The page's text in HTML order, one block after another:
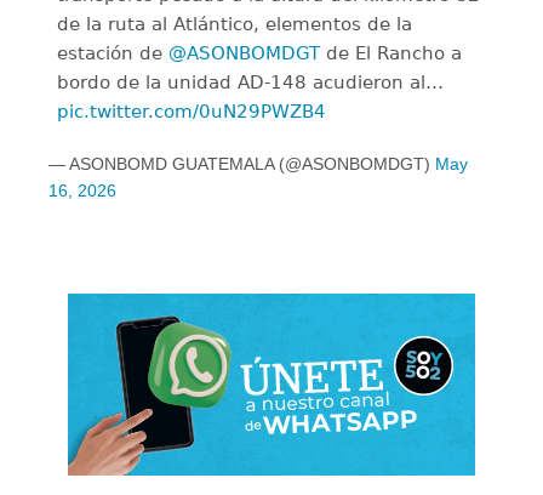
de la ruta al Atlántico, elementos de la
estación de @ASONBOMDGTde El Rancho a
bordo de la unidad AD-148 acudieron al…
pic.twitter.com/0uN29PWZB4
— ASONBOMD GUATEMALA (@ASONBOMDGT) May
16, 2026